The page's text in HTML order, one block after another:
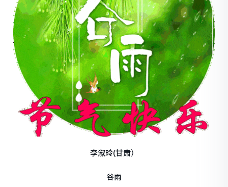
李淑玲(甘肃）
谷雨